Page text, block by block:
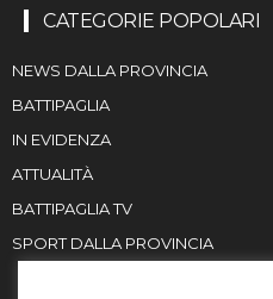
CATEGORIE POPOLARI
NEWS DALLA PROVINCIA
BATTIPAGLIA
IN EVIDENZA
ATTUALITÀ
BATTIPAGLIA TV
SPORT DALLA PROVINCIA